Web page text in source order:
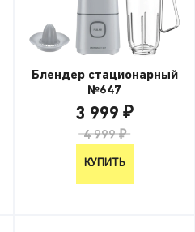
Блендер стационарный
№647
3 999 ₽
4 999 ₽
КУПИТЬ